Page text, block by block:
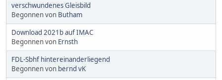
verschwundenes Gleisbild
Begonnen von Butham
Download 2021b auf IMAC
Begonnen von Ernsth
FDL-Sbhf hintereinanderliegend
Begonnen von bernd vK